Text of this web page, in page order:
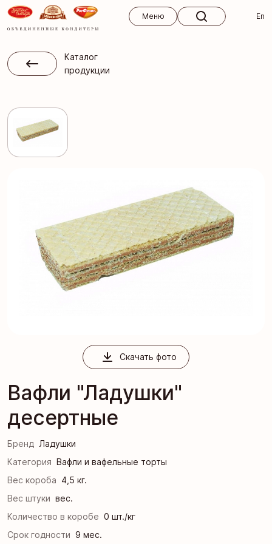
Меню
En
Каталог
продукции
Скачать фото
Вафли "Ладушки"
десертные
Бренд Ладушки
Категория Вафли и вафельные торты
Вес короба 4,5 кг.
Вес штуки вес.
Количество в коробе 0 шт./кг
Срок годности 9 мес.